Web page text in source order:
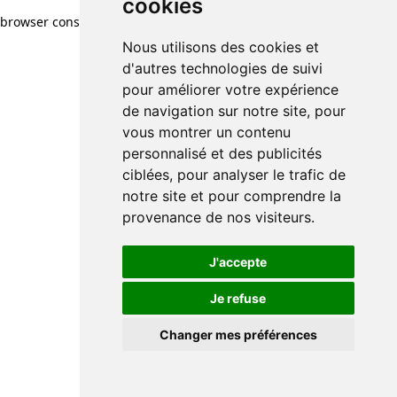
cookies
Nous utilisons des cookies et
d'autres technologies de suivi
pour améliorer votre expérience
de navigation sur notre site, pour
vous montrer un contenu
personnalisé et des publicités
ciblées, pour analyser le trafic de
notre site et pour comprendre la
provenance de nos visiteurs.
J'accepte
Je refuse
Changer mes préférences
browser console for more information)